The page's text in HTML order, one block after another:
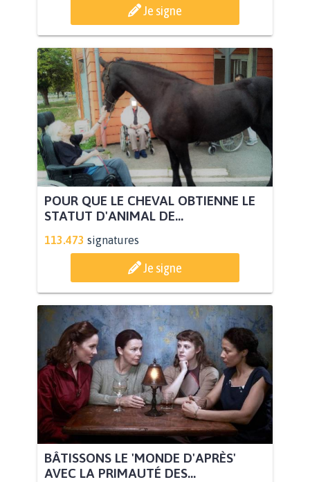
Je signe
POUR QUE LE CHEVAL OBTIENNE LE
STATUT D'ANIMAL DE...
113.473 signatures
Je signe
BÂTISSONS LE 'MONDE D'APRÈS'
AVEC LA PRIMAUTÉ DES...